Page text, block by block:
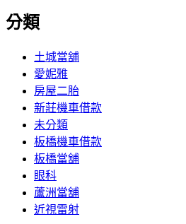
分類
土城當舖
愛妮雅
房屋二胎
新莊機車借款
未分類
板橋機車借款
板橋當舖
眼科
蘆洲當舖
近視雷射